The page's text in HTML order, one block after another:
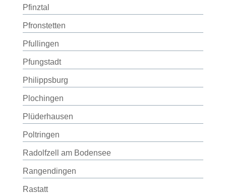
Pfinztal
Pfronstetten
Pfullingen
Pfungstadt
Philippsburg
Plochingen
Plüderhausen
Poltringen
Radolfzell am Bodensee
Rangendingen
Rastatt